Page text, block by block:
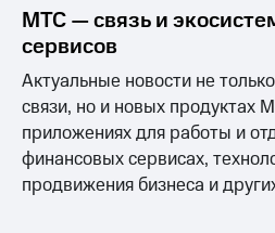
МТС — связь и
сервисов
Актуальные новости не
связи, но и новых продуктах
приложениях для работы и
финансовых сервисах,
продвижения бизнеса и